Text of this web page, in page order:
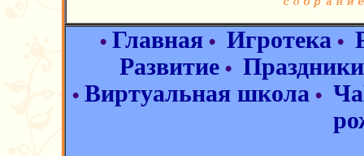
• Главная • Игротека •
Развитие• Праздники
• Виртуальная школа •